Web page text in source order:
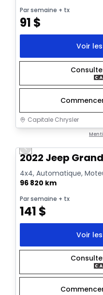
Par semaine + tx
91 $
Voir
Capitale Chrysler
Vidéo disponible
Previous slide
2022 Jeep
4x4, Automatique,
96 820 km
Par semaine + tx
141 $
Voir